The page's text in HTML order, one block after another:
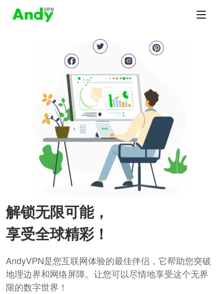
解锁无限可能，
享受全球精彩！
AndyVPN是您互联网体验的最佳伴侣，它帮助您突破
地理边界和网络屏障。让您可以尽情地享受这个无界
限的数字世界！